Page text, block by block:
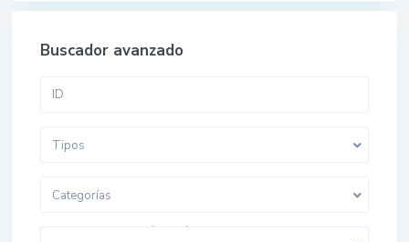
Buscador avanzado
Tipos
Categorías
Rango de precios: $ 0 a $ 5.000.000.000